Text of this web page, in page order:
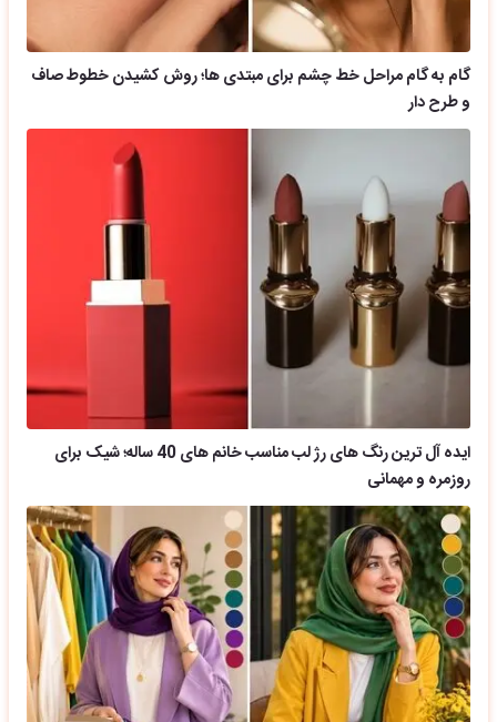
گام به گام مراحل خط چشم برای مبتدی ها؛ روش کشیدن خطوط صاف
و طرح دار
ایده آل ترین رنگ های رژ لب مناسب خانم های 40 ساله؛ شیک برای
روزمره و مهمانی